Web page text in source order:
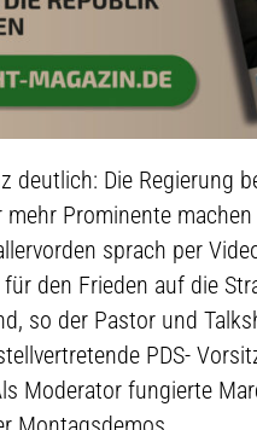
deutlich: Die Regierung
Prominente
sprach per
den Frieden auf die
so der Pastor und
PDS-
Moderator fungierte